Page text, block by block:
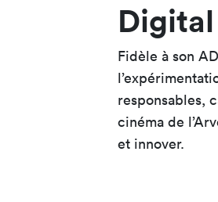
Digital
Fidèle à son
responsables,
cinéma de
et innover.